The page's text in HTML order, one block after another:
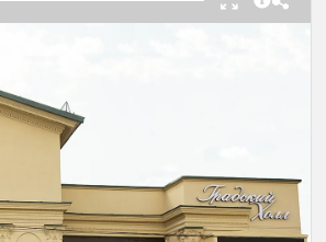
включая
руководство
концертного зала,
Ведь эти машины
в центре. Очевидно,
руководства
возглавляет композитор
Соответствующий иск